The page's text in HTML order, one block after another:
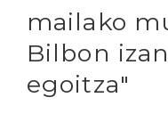
mailako
Bilbon
egoitza"